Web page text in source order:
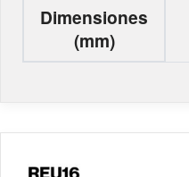
Dimensiones
(mm)